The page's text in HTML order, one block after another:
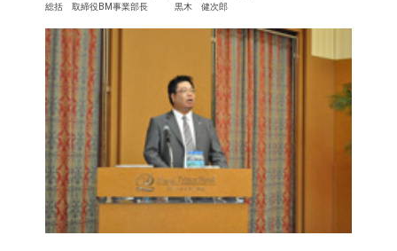
総括 取締役BM事業部長 黒木 健次郎